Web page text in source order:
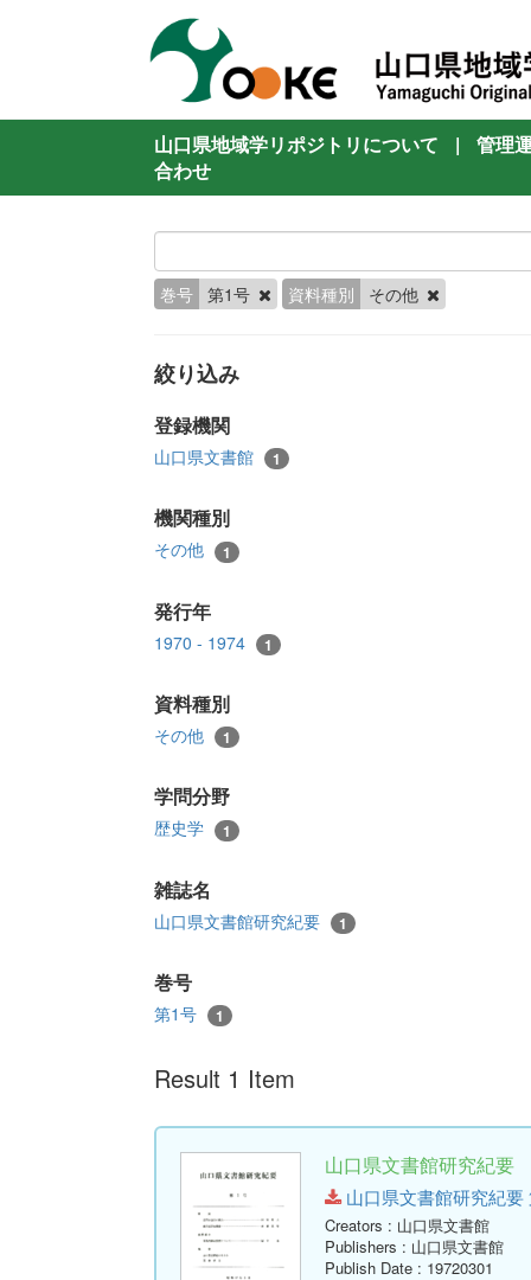
山口県地域学リポジトリについて |
管理
合わせ
巻号 第1号 資料種別 その他
絞り込み
登録機関
山口県文書館 1
機関種別
その他 1
発行年
1970 - 1974 1
資料種別
その他 1
学問分野
歴史学 1
雑誌名
山口県文書館研究紀要 1
巻号
第1号 1
Result 1 Item
山口県文書館研究紀要
山口県文書館研究紀要
Creators : 山口県文書館
Publishers : 山口県文書館
Publish Date : 19720301